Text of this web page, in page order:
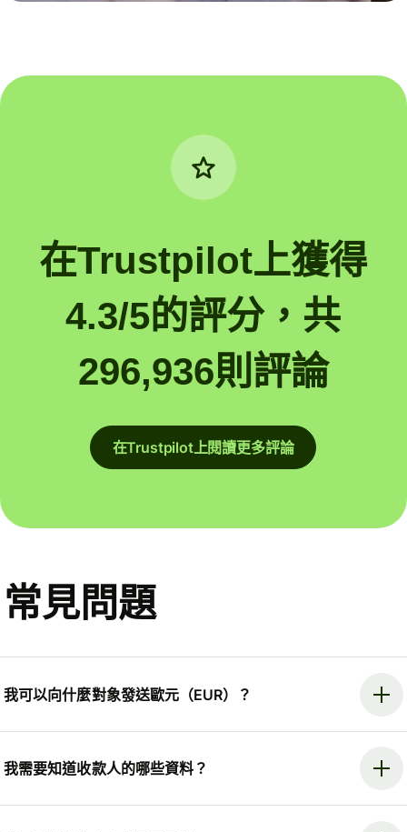
在Trustpilot上獲得
4.3/5的評分，共
296,936則評論
在Trustpilot上閱讀更多評論
常見問題
我可以向什麼對象發送歐元（EUR）？
我需要知道收款人的哪些資料？